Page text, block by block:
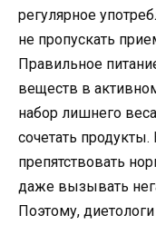
регулярное
не пропускать
Правильное
веществ в
набор лишнего
сочетать
препятствовать
даже вызывать
Поэтому,